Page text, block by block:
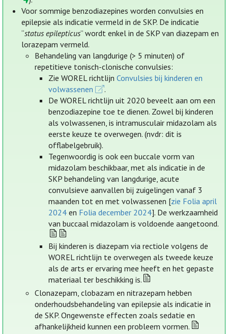
Voor sommige benzodiazepines worden convulsies en
epilepsie als indicatie vermeld in de SKP. De indicatie
“status epilepticus” wordt enkel in de SKP van diazepam en
lorazepam vermeld.
Behandeling van langdurige (> 5 minuten) of
repetitieve tonisch-clonische convulsies:
Zie WOREL richtlijn Convulsies bij kinderen en
volwassenen
.
De WOREL richtlijn uit 2020 beveelt aan om een
benzodiazepine toe te dienen. Zowel bij kinderen
als volwassenen, is intramusculair midazolam als
eerste keuze te overwegen. (nvdr: dit is
offlabelgebruik).
Tegenwoordig is ook een buccale vorm van
midazolam beschikbaar, met als indicatie in de
SKP behandeling van langdurige, acute
convulsieve aanvallen bij zuigelingen vanaf 3
maanden tot en met volwassenen [zie Folia april
2024en Folia december 2024]. De werkzaamheid
van buccaal midazolam is voldoende aangetoond.
Bij kinderen is diazepam via rectiole volgens de
WOREL richtlijn te overwegen als tweede keuze
als de arts er ervaring mee heeft en het gepaste
materiaal ter beschikking is.
Clonazepam, clobazam en nitrazepam hebben
onderhoudsbehandeling van epilepsie als indicatie in
de SKP. Ongewenste effecten zoals sedatie en
afhankelijkheid kunnen een probleem vormen.